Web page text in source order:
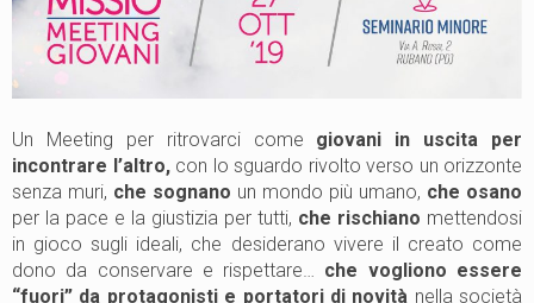
Un Meeting per ritrovarci come giovani in uscita per
incontrare l’altro,con lo sguardo rivolto verso un orizzonte
senza muri, che sognano un mondo più umano, che osano
per la pace e la giustizia per tutti, che rischiano mettendosi
in gioco sugli ideali, che desiderano vivere il creato come
dono da conservare e rispettare… che vogliono essere
“fuori” da protagonisti e portatori di novità nella società